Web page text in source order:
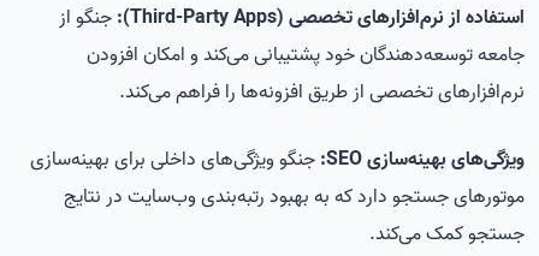
استفاده از نرم‌افزارهای تخصصی (Third-Party Apps):
جنگو از
جامعه توسعه‌دهندگان خود پشتیبانی می‌کند و امکان افزودن
نرم‌افزارهای تخصصی از طریق افزونه‌ها را فراهم می‌کند.
ویژگی‌های بهینه‌سازی SEO:
جنگو ویژگی‌های داخلی برای بهینه‌سازی
موتورهای جستجو دارد که به بهبود رتبه‌بندی وب‌سایت در نتایج
جستجو کمک می‌کند.